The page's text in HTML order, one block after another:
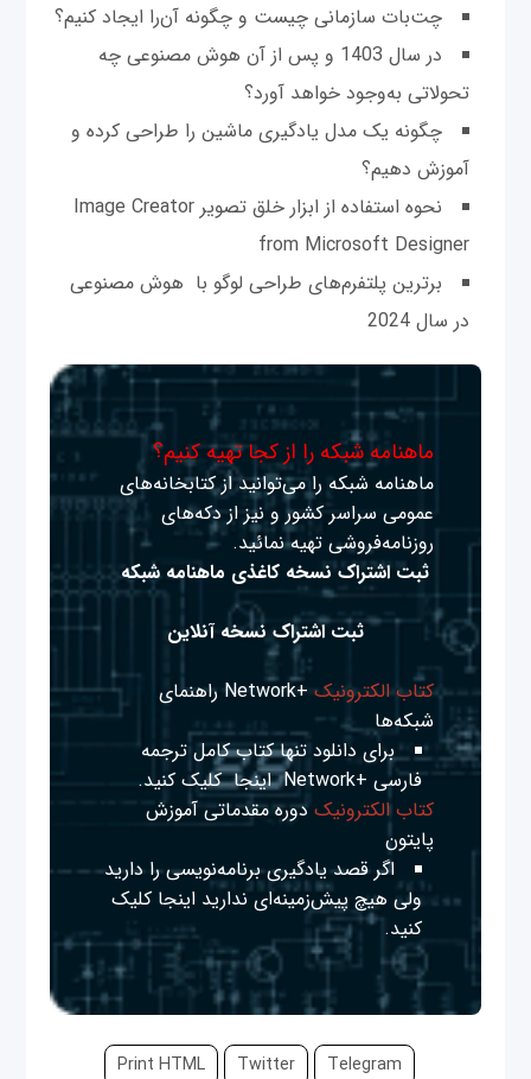
چت‌بات سازمانی چیست و چگونه آن‌را ایجاد کنیم؟
در سال‌ 1403 و پس از آن هوش مصنوعی چه
تحولاتی به‌وجود خواهد آورد؟
چگونه یک مدل یادگیری ماشین را طراحی کرده و
آموزش دهیم؟
نحوه استفاده از ابزار خلق تصویر Image Creator
from Microsoft Designer
برترین پلتفرم‌های طراحی لوگو با هوش مصنوعی
در سال 2024
ماهنامه شبکه را از کجا تهیه کنیم؟
ماهنامه شبکه را می‌توانید از کتابخانه‌های
عمومی سراسر کشور و نیز از دکه‌های
روزنامه‌فروشی تهیه نمائید.
ثبت اشتراک نسخه کاغذی ماهنامه شبکه
ثبت اشتراک نسخه آنلاین
کتاب الکترونیک
+Network راهنمای
شبکه‌ها
برای دانلود تنها کتاب کامل ترجمه
فارسی +Network
اینجا کلیک کنید.
کتاب الکترونیک دوره مقدماتی آموزش
پایتون
اگر قصد یادگیری برنامه‌نویسی را دارید
ولی هیچ پیش‌زمینه‌ای نداریداینجا کلیک
کنید.
Telegram
Twitter
Print HTML